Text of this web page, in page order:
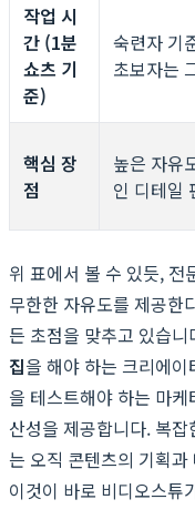
작업 시
간 (1분
쇼츠 기
준)
숙련자 기
초보자는
핵심 장
점
높은 자유
인 디테일
위 표에서 볼 수 있듯, 전
무한한 자유도를 제공한
든 초점을 맞추고 있습
집을 해야 하는 크리에
을 테스트해야 하는 마케
산성을 제공합니다. 복
는 오직 콘텐츠의 기획
이것이 바로 비디오스튜